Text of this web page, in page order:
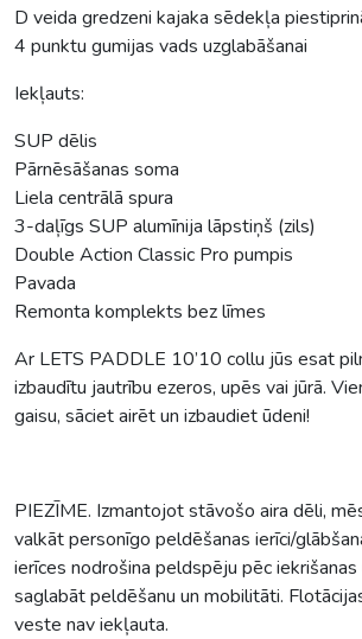
D veida gredzeni kajaka sēdekļa
4 punktu gumijas vads uzglabāšanai
Iekļauts:
SUP dēlis
Pārnēsāšanas soma
Liela centrālā spura
3-daļīgs SUP alumīnija lāpstiņš (zils)
Double Action Classic Pro pumpis
Pavada
Remonta komplekts bez līmes
Ar LETS PADDLE 10’10 collu jūs esat
izbaudītu jautrību ezeros, upēs vai jūrā.
gaisu, sāciet airēt un izbaudiet ūdeni!
PIEZĪME. Izmantojot stāvošo aira dēli,
valkāt personīgo peldēšanas ierīci/
ierīces nodrošina peldspēju pēc
saglabāt peldēšanu un mobilitāti.
veste nav iekļauta.